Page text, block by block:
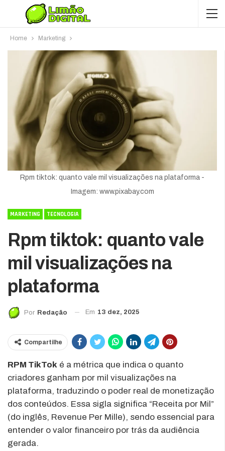
Home Marketing
Rpm tiktok: quanto vale mil visualizações na plataforma -
Imagem: www.pixabay.com
MARKETING TECNOLOGIA
Rpm tiktok: quanto vale
mil visualizações na
plataforma
Por Redação Em 13 dez, 2025
Compartilhe
RPM TikTok é a métrica que indica o quanto
criadores ganham por mil visualizações na
plataforma, traduzindo o poder real de monetização
dos conteúdos. Essa sigla significa “Receita por Mil”
(do inglês, Revenue Per Mille), sendo essencial para
entender o valor financeiro por trás da audiência
gerada.